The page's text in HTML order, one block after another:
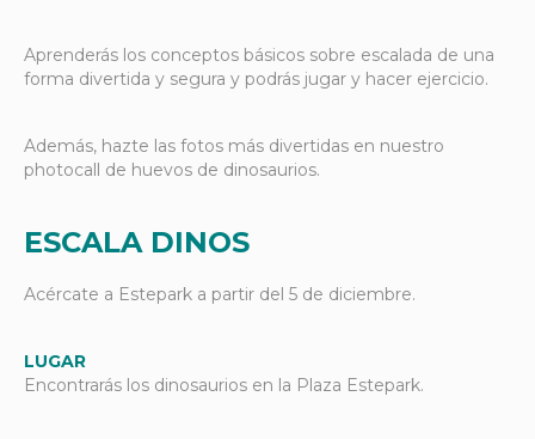
Aprenderás los conceptos básicos sobre escalada de una
forma divertida y segura y podrás jugar y hacer ejercicio.
Además, hazte las fotos más divertidas en nuestro
photocall de huevos de dinosaurios.
ESCALA DINOS
Acércate a Estepark a partir del 5 de diciembre.
LUGAR
Encontrarás los dinosaurios en la Plaza Estepark.